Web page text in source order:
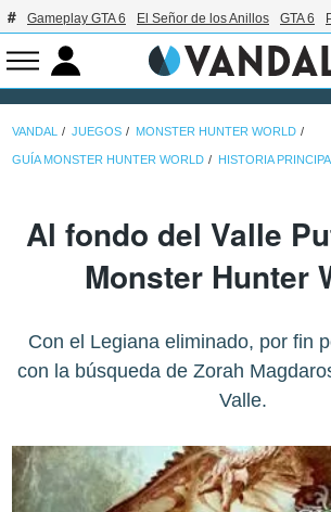
Gameplay GTA 6 El Señor de los Anillos GTA 6
VANDAL JUEGOS MONSTER HUNTER WORLD
GUÍA MONSTER HUNTER WORLD HISTORIA
Al fondo del Valle
Monster Hunter
Con el Legiana eliminado, por fin
con la búsqueda de Zorah
Valle.